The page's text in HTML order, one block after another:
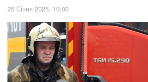
25 Січня 2025, 10:00